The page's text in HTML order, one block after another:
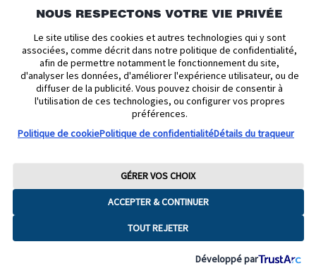
Afin de protéger vos données à caractère personnel, nous
n’effectuons de tels transferts que lorsque cela est
nécessaire aux fins d’utilisation de vos données telles que
décrites dans la présente politique, et uniquement dans la
mesure permise par les lois applicables en matière de
protection des données, en nous appuyant sur des
mécanismes de transfert ou des garanties appropriées, tels
que les clauses contractuelles types, les décisions
d’entreprise contraignantes. Certaines entités affiliées
d’Abbott et sociétés du groupe sont certifiées dans le cadre
des cadres de protection des données UE–États‑Unis /
Royaume‑Uni–États‑Unis / Suisse–États‑Unis (Data
Privacy Frameworks), qui offrent un niveau de protection
des données à caractère personnel comparable.
NOUS RESPECTONS VOTRE VIE PRIVÉE
Le site utilise des cookies et autres technologies qui y sont
associées, comme décrit dans notre politique de confidentialité,
afin de permettre notamment le fonctionnement du site,
d'analyser les données, d'améliorer l'expérience utilisateur, ou de
diffuser de la publicité. Vous pouvez choisir de consentir à
l'utilisation de ces technologies, ou configurer vos propres
préférences.
Politique de cookiePolitique de confidentialitéDétails du traqueur
ACCEPTER & CONTINUER
TOUT REJETER
GÉRER VOS CHOIX
Développé par